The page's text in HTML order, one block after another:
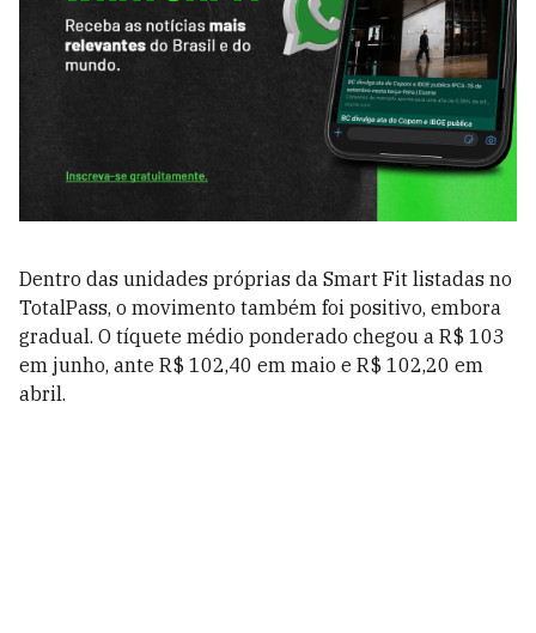
Dentro das unidades próprias da Smart Fit listadas no
TotalPass, o movimento também foi positivo, embora
gradual. O tíquete médio ponderado chegou a R$ 103
em junho, ante R$ 102,40 em maio e R$ 102,20 em
abril.